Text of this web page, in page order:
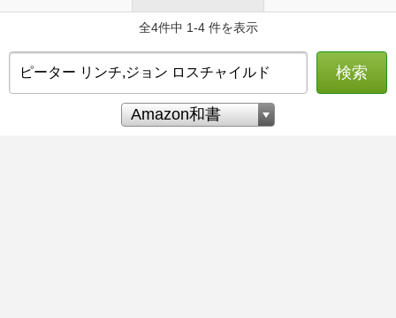
全4件中 1-4 件を表示
検索